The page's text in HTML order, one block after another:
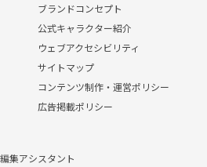
ブランドコンセプト
公式キャラクター紹介
ウェブアクセシビリティ
サイトマップ
コンテンツ制作・運営ポリシー
広告掲載ポリシー
集アシスタント